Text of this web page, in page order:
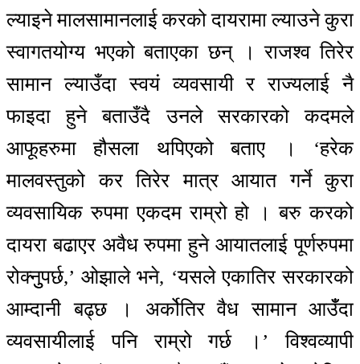
ल्याइने मालसामानलाई करको दायरामा ल्याउने कुरा
स्वागतयोग्य भएको बताएका छन् । राजश्व तिरेर
सामान ल्याउँदा स्वयं व्यवसायी र राज्यलाई नै
फाइदा हुने बताउँदै उनले सरकारको कदमले
आफूहरुमा हौसला थपिएको बताए । ‘हरेक
मालवस्तुको कर तिरेर मात्र आयात गर्ने कुरा
व्यवसायिक रुपमा एकदम राम्रो हो । बरु करको
दायरा बढाएर अवैध रुपमा हुने आयातलाई पूर्णरुपमा
रोक्नुुपर्छ,’ ओझाले भने, ‘यसले एकातिर सरकारको
आम्दानी बढ्छ । अर्कोतिर वैध सामान आउँँदा
व्यवसायीलाई पनि राम्रो गर्छ ।’ विश्वव्यापी